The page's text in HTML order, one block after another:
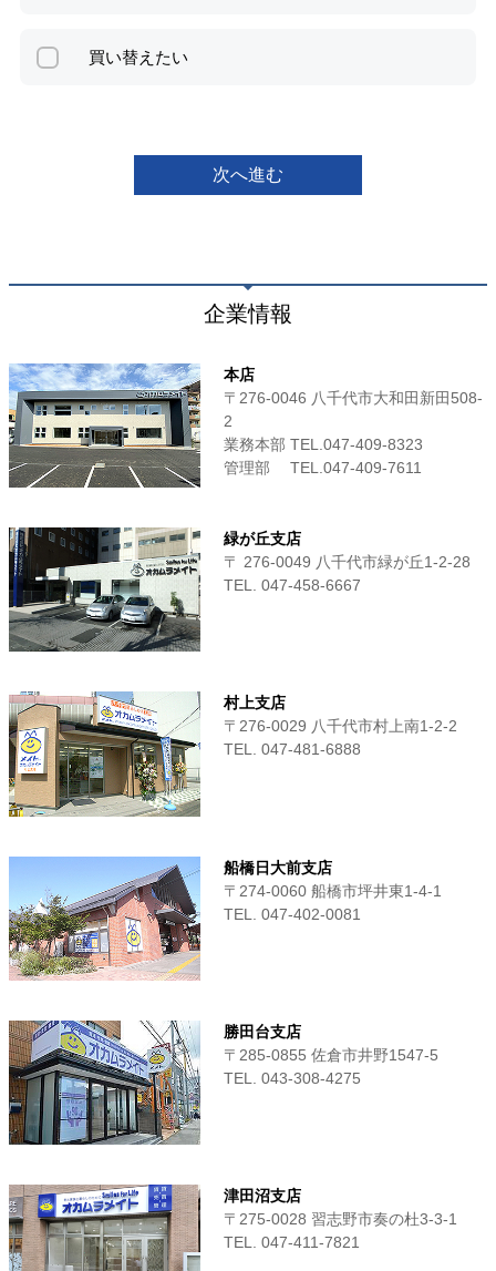
買い替えたい
次へ進む
企業情報
本店
〒276-0046 八千代市大和田新田508-
2
業務本部 TEL.047-409-8323
管理部 TEL.047-409-7611
緑が丘支店
〒 276-0049 八千代市緑が丘1-2-28
TEL. 047-458-6667
村上支店
〒276-0029 八千代市村上南1-2-2
TEL. 047-481-6888
船橋日大前支店
〒274-0060 船橋市坪井東1-4-1
TEL. 047-402-0081
勝田台支店
〒285-0855 佐倉市井野1547-5
TEL. 043-308-4275
津田沼支店
〒275-0028 習志野市奏の杜3-3-1
TEL. 047-411‐7821